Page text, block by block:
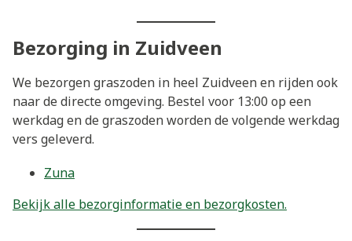
Bezorging in Zuidveen
We bezorgen graszoden in heel Zuidveen en rijden ook
naar de directe omgeving. Bestel voor 13:00 op een
werkdag en de graszoden worden de volgende werkdag
vers geleverd.
Zuna
Bekijk alle bezorginformatie en bezorgkosten.